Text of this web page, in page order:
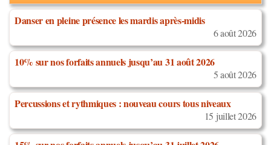
Danser en pleine présence les mardis après-midis
6 août 2026
10% sur nos forfaits annuels jusqu’au 31 août 2026
5 août 2026
Percussions et rythmiques : nouveau cours tous niveaux
15 juillet 2026